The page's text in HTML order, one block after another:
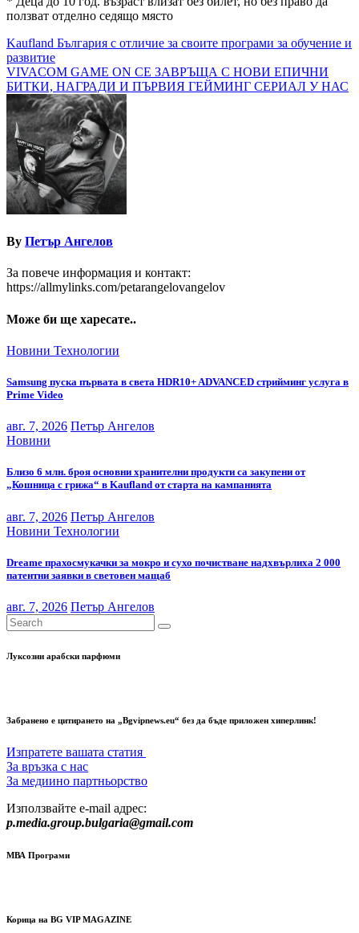
ползват отделно седящо място
Навигация
Kaufland България с отличие за своите програми за обучение и
развитие
VIVACOM GAME ON СЕ ЗАВРЪЩА С НОВИ ЕПИЧНИ
БИТКИ, НАГРАДИ И ПЪРВИЯ ГЕЙМИНГ СЕРИАЛ У НАС
By Петър Ангелов
За повече информация и контакт:
https://allmylinks.com/petarangelovangelov
Може би ще харесате..
Новини Технологии
Samsung пуска първата в света HDR10+ ADVANCED стрийминг услуга в
Prime Video
авг. 7, 2026 Петър Ангелов
Новини
Близо 6 млн. броя основни хранителни продукти са закупени от
„Кошница с грижа“ в Kaufland от старта на кампанията
авг. 7, 2026 Петър Ангелов
Новини Технологии
Dreame прахосмукачки за мокро и сухо почистване надхвърлиха 2 000
патентни заявки в световен мащаб
авг. 7, 2026 Петър Ангелов
Луксозни арабски парфюми
Забранено е цитирането на „Bgvipnews.eu“ без да бъде приложен хиперлинк!
Изпратете вашата статия
За връзка с нас
За медиино партньорство
Използвайте e-mail адрес:
p.media.group.bulgaria@gmail.com
МВА Програми
Корица на BG VIP MAGAZINE